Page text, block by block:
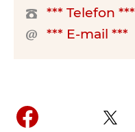
*** Telefon ***
*** E-mail ***